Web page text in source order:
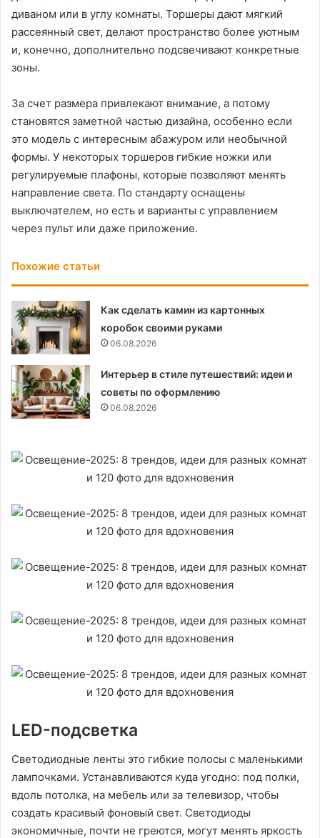
диваном или в углу комнаты. Торшеры дают мягкий
рассеянный свет, делают пространство более уютным
и, конечно, дополнительно подсвечивают конкретные
зоны.
За счет размера привлекают внимание, а потому
становятся заметной частью дизайна, особенно если
это модель с интересным абажуром или необычной
формы. У некоторых торшеров гибкие ножки или
регулируемые плафоны, которые позволяют менять
направление света. По стандарту оснащены
выключателем, но есть и варианты с управлением
через пульт или даже приложение.
Похожие статьи
Как сделать камин из картонных
коробок своими руками
06.08.2026
Интерьер в стиле путешествий: идеи и
советы по оформлению
06.08.2026
LED-подсветка
Светодиодные ленты это гибкие полосы с маленькими
лампочками. Устанавливаются куда угодно: под полки,
вдоль потолка, на мебель или за телевизор, чтобы
создать красивый фоновый свет. Светодиоды
экономичные, почти не греются, могут менять яркость